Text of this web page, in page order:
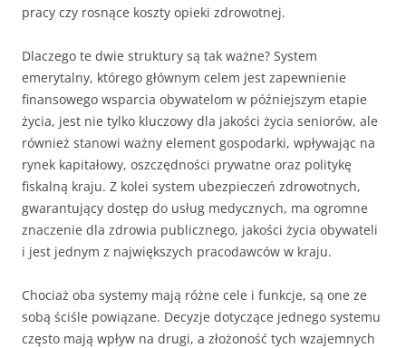
pracy czy rosnące koszty opieki zdrowotnej.
Dlaczego te dwie struktury są tak ważne? System
emerytalny, którego głównym celem jest zapewnienie
finansowego wsparcia obywatelom w późniejszym etapie
życia, jest nie tylko kluczowy dla jakości życia seniorów, ale
również stanowi ważny element gospodarki, wpływając na
rynek kapitałowy, oszczędności prywatne oraz politykę
fiskalną kraju. Z kolei system ubezpieczeń zdrowotnych,
gwarantujący dostęp do usług medycznych, ma ogromne
znaczenie dla zdrowia publicznego, jakości życia obywateli
i jest jednym z największych pracodawców w kraju.
Chociaż oba systemy mają różne cele i funkcje, są one ze
sobą ściśle powiązane. Decyzje dotyczące jednego systemu
często mają wpływ na drugi, a złożoność tych wzajemnych